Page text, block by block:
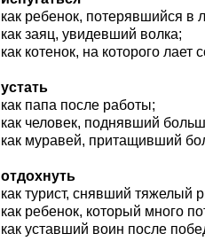
как ребенок, потерявшийся в
как заяц, увидевший волка;
как котенок, на которого лает
устать
как папа после работы;
как человек, поднявший
как муравей, притащивший
отдохнуть
как турист, снявший тяжелый
как ребенок, который много
как уставший воин после